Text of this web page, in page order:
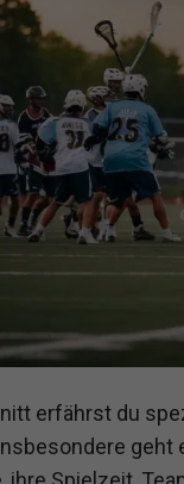
erfährst du
geht